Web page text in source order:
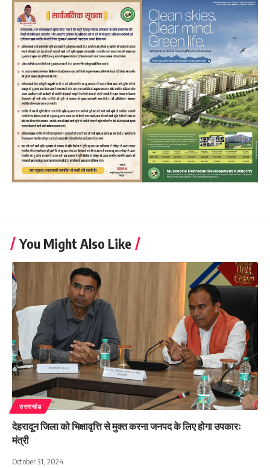
You Might Also Like
उत्तराखंड
देहरादून जिला को भिक्षावृत्ति से मुक्त करना जनपद के लिए होगा उपकारः
मंत्री
October 31, 2024